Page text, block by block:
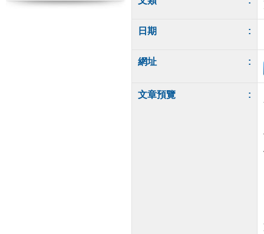
日期 :
網址 :
文章預覽 :